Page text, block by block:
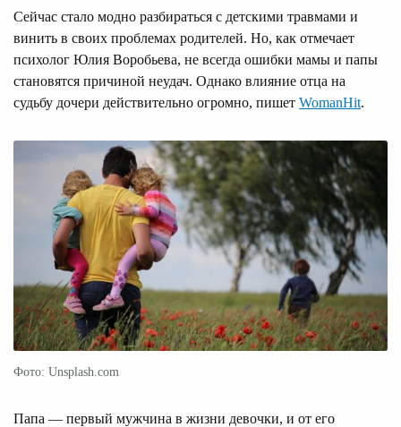
Сейчас стало модно разбираться с детскими травмами и
винить в своих проблемах родителей. Но, как отмечает
психолог Юлия Воробьева, не всегда ошибки мамы и папы
становятся причиной неудач. Однако влияние отца на
судьбу дочери действительно огромно, пишет WomanHit.
Фото: Unsplash.com
Папа — первый мужчина в жизни девочки, и от его